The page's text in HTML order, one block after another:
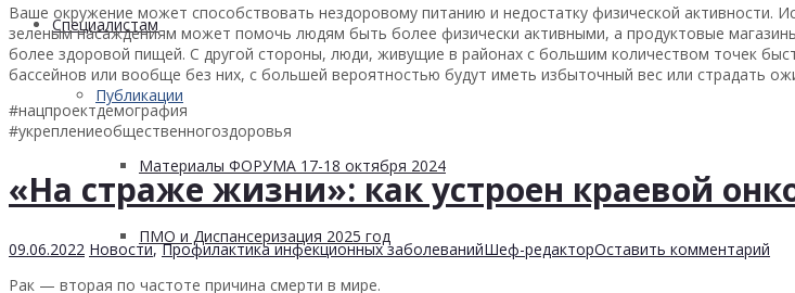
Cпециалистам
Публикации
Материалы ФОРУМА 17-18 октября 2024
ПМО и Диспансеризация 2025 год
Ваше окружение может способствовать нездоровому питанию и недостатку физической активности.
зеленым насаждениям может помочь людям быть более физически активными, а продуктовые
более здоровой пищей. С другой стороны, люди, живущие в районах с большим количеством точек
бассейнов или вообще без них, с большей вероятностью будут иметь избыточный вес или страдать
#нацпроектдемография
#укреплениеобщественногоздоровья
«На страже жизни»: как устроен краевой
09.06.2022 Новости,Профилактика инфекционных заболеванийШеф-редакторОставить комментарий
Рак — вторая по частоте причина смерти в мире.